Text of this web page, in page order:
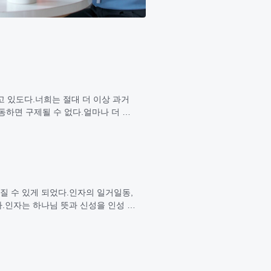
있도다.너희는 절대 더 이상 과거
면 구제될 수 없다.얼마나 더 말
수 있게 되었다.인자의 일거일동,
자는 하나님 뜻과 신성을 인성 통